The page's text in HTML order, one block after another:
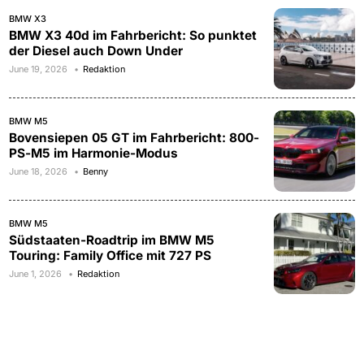
BMW X3
BMW X3 40d im Fahrbericht: So punktet
der Diesel auch Down Under
June 19, 2026 Redaktion
BMW M5
Bovensiepen 05 GT im Fahrbericht: 800-
PS-M5 im Harmonie-Modus
June 18, 2026 Benny
BMW M5
Südstaaten-Roadtrip im BMW M5
Touring: Family Office mit 727 PS
June 1, 2026 Redaktion